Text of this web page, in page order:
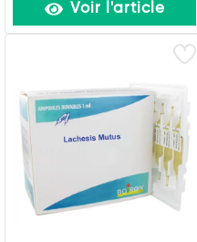
Voir l'article